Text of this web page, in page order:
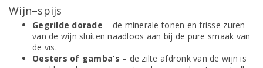
Wijn–spijs
Gegrilde dorade – de minerale tonen en frisse zuren
van de wijn sluiten naadloos aan bij de pure smaak van
de vis.
Oesters of gamba’s – de zilte afdronk van de wijn is